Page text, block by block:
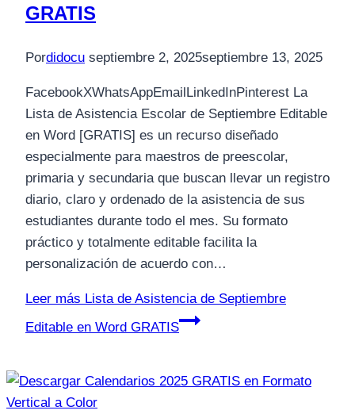
GRATIS
Pordidocu septiembre 2, 2025septiembre 13, 2025
FacebookXWhatsAppEmailLinkedInPinterest La
Lista de Asistencia Escolar de Septiembre Editable
en Word [GRATIS] es un recurso diseñado
especialmente para maestros de preescolar,
primaria y secundaria que buscan llevar un registro
diario, claro y ordenado de la asistencia de sus
estudiantes durante todo el mes. Su formato
práctico y totalmente editable facilita la
personalización de acuerdo con…
Leer más Lista de Asistencia de Septiembre
Editable en Word GRATIS